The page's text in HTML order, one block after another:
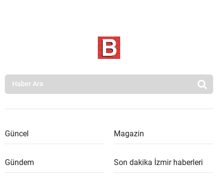
Güncel Magazin
Gündem Son dakika İzmir haberleri